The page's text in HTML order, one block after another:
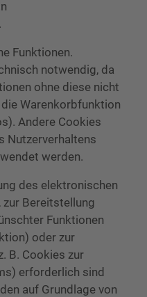
Funktionen.
notwendig, da
ohne diese nicht
Warenkorbfunktion
Andere Cookies
Nutzerverhaltens
werden.
des elektronischen
Bereitstellung
Funktionen
oder zur
B. Cookies zur
erforderlich sind
auf Grundlage von